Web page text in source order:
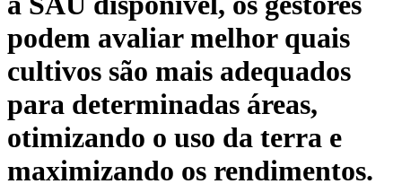
podem avaliar melhor quais
cultivos são mais adequados
para determinadas áreas,
otimizando o uso da terra e
maximizando os rendimentos.